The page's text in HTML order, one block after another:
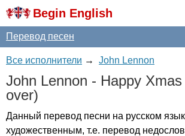
Begin English
Перевод песен
Все исполнители → John Lennon
John Lennon - Happy Xmas
over)
Данный перевод песни на русском
художественным, т.е. перевод